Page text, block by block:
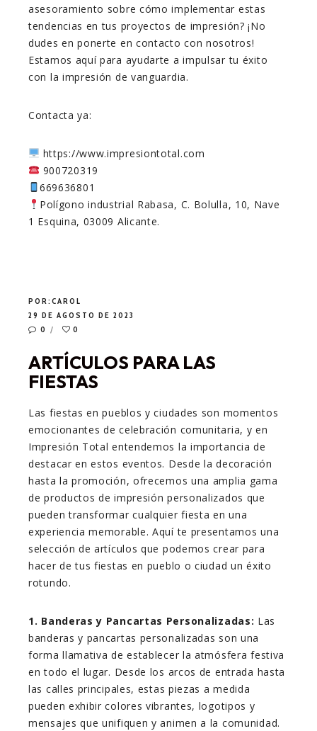
asesoramiento sobre cómo implementar estas
tendencias en tus proyectos de impresión? ¡No
dudes en ponerte en contacto con nosotros!
Estamos aquí para ayudarte a impulsar tu éxito
con la impresión de vanguardia.
Contacta ya:
https://www.impresiontotal.com
900720319
669636801
Polígono industrial Rabasa, C. Bolulla, 10, Nave
1 Esquina, 03009 Alicante.
POR:CAROL
29 DE AGOSTO DE 2023
0
0
ARTÍCULOS PARA LAS
FIESTAS
Las fiestas en pueblos y ciudades son momentos
emocionantes de celebración comunitaria, y en
Impresión Total entendemos la importancia de
destacar en estos eventos. Desde la decoración
hasta la promoción, ofrecemos una amplia gama
de productos de impresión personalizados que
pueden transformar cualquier fiesta en una
experiencia memorable. Aquí te presentamos una
selección de artículos que podemos crear para
hacer de tus fiestas en pueblo o ciudad un éxito
rotundo.
1. Banderas y Pancartas Personalizadas: Las
banderas y pancartas personalizadas son una
forma llamativa de establecer la atmósfera festiva
en todo el lugar. Desde los arcos de entrada hasta
las calles principales, estas piezas a medida
pueden exhibir colores vibrantes, logotipos y
mensajes que unifiquen y animen a la comunidad.